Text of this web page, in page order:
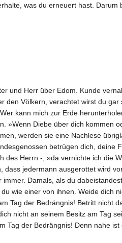
was du erneuert hast. Darum
und Herr über Edom. Kunde
den Völkern, verachtet wirst du
kann mich zur Erde
»Wenn Diebe über dich kommen
werden sie eine Nachlese
betrügen dich,
des Herrn -, »da vernichte ich die
dass jedermann ausgerottet wird
Damals, als du
wie einer von ihnen. Weide dich
Tag der Bedrängnis! Betritt nicht
nicht an seinem Besitz am Tag
Tag der Bedrängnis! Denn nahe